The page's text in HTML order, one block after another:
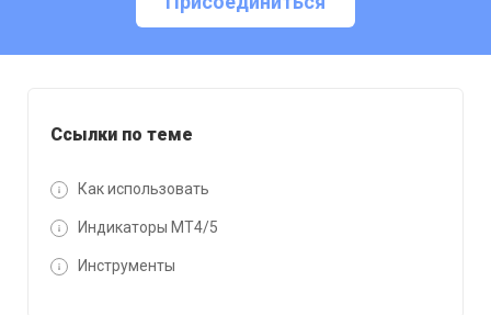
Ссылки по теме
Как использовать
Индикаторы MT4/5
Инструменты